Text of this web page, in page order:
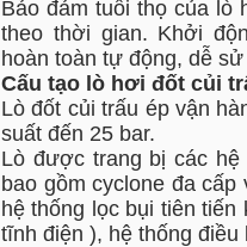
Bảo đảm tuổi thọ của lò
theo thời gian. Khởi
hoàn toàn tự động, dễ
Cấu tạo lò hơi đốt củi
Lò đốt củi trấu ép vận
suất đến 25 bar.
Lò được trang bị các
bao gồm cyclone đa
hệ thống lọc bụi tiên
tĩnh điện ), hệ thống